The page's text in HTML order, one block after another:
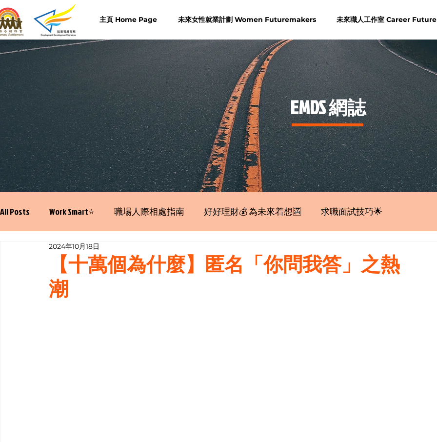
主頁 Home Page 未來女性就業計劃 Women Futuremakers 未來職人工作室 Career Future
​EMDS 網誌
All Posts Work Smart⭐️ 職場人際相處指南 好好理財💰 為未來着想🈵 求職面試技巧🌟
寫履歷表嘅技巧📝【十萬個為什麼】匿名「你問我答」之熱
潮
2024年10月18日